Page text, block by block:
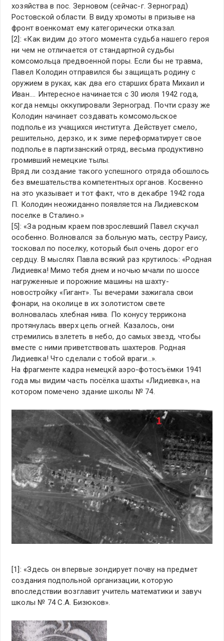
хозяйства в пос. Зерновом (сейчас-г. Зерноград)
Ростовской области. В виду хромоты в призыве на
фронт военкомат ему категорически отказал.
[2]: «Как видим до этого момента судьба нашего героя
ни чем не отличается от стандартной судьбы
комсомольца предвоенной поры. Если бы не травма,
Павел Колодин отправился бы защищать родину с
оружием в руках, как два его старших брата Михаил и
Иван…. Интересное начинается с 30 июля 1942 года,
когда немцы оккупировали Зерноград. Почти сразу же
Колодин начинает создавать комсомольское
подполье из учащихся института. Действует смело,
решительно, дерзко, и к зиме переформатирует свое
подполье в партизанский отряд, весьма продуктивно
громивший немецкие тылы.
Вряд ли создание такого успешного отряда обошлось
без вмешательства компетентных органов. Косвенно
на это указывает и тот факт, что в декабре 1942 года
П. Колодин неожиданно появляется на Лидиевском
поселке в Сталино.»
[5]: «За родным краем повзрослевший Павел скучал
особенно. Волновался за больную мать, сестру Раису,
тосковал по поселку, который был очень дорог его
сердцу. В мыслях Павла всякий раз крутилось: «Родная
Лидиевка! Мимо тебя днем и ночью мчали по шоссе
нагруженные и порожние машины на шахту-
новостройку «Гигант». Ты вечерами зажигала свои
фонари, на околице в их золотистом свете
волновалась хлебная нива. По конусу террикона
протянулась вверх цепь огней. Казалось, они
стремились взлететь в небо, до самых звезд, чтобы
вместе с ними приветствовать шахтеров. Родная
Лидиевка! Что сделали с тобой враги…».
На фрагменте кадра немецкй аэро-фотосъёмки 1941
года мы видим часть посёлка шахты «Лидиевка», на
котором помечено здание школы № 74.
[1]: «Здесь он впервые зондирует почву на предмет
создания подпольной организации, которую
впоследствии возглавит учитель математики и завуч
школы № 74 С.А. Бизюков».